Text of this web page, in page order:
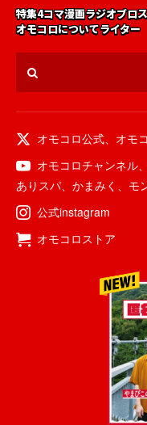
特集4コマ漫画ラジオブロス
オモコロについてライター
オモコロ公式、 オモ
オモコロチャンネル、
ありスパ、 かまみく 、 モ
公式instagram
オモコロストア